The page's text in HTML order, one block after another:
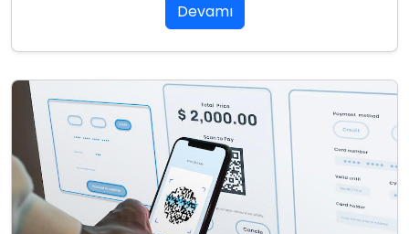
Devamı